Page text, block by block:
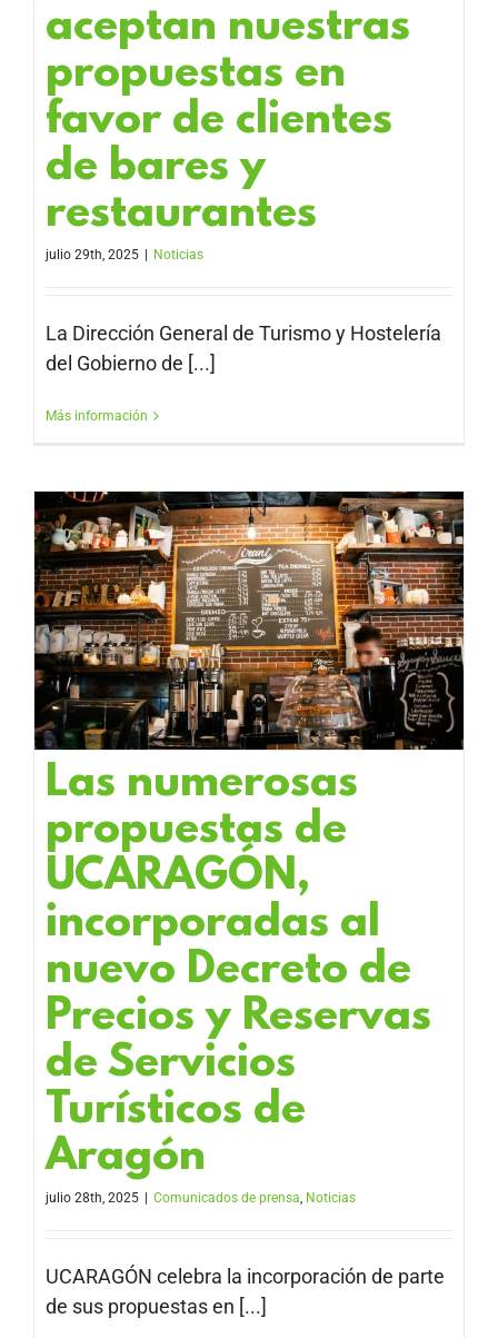
aceptan nuestras
propuestas en
favor de clientes
de bares y
restaurantes
julio 29th, 2025 Noticias
La Dirección General de Turismo y Hostelería
del Gobierno de [...]
Más información
Las numerosas
propuestas de
UCARAGÓN,
incorporadas al
nuevo Decreto de
Precios y Reservas
de Servicios
Turísticos de
Aragón
julio 28th, 2025 Comunicados de prensa, Noticias
UCARAGÓN celebra la incorporación de parte
de sus propuestas en [...]